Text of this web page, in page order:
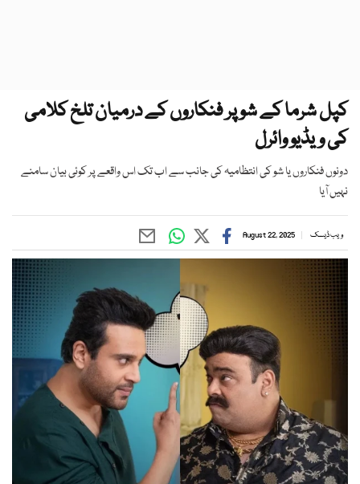
کپل شرما کے شو پر فنکاروں کے درمیان تلخ کلامی
کی ویڈیو وائرل
دونوں فنکاروں یا شو کی انتظامیہ کی جانب سے اب تک اس واقعے پر کوئی بیان سامنے
نہیں آیا
ویب ڈیسک August 22, 2025